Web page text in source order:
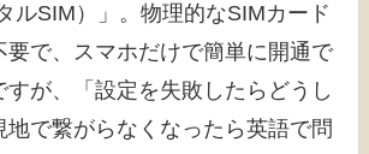
ルSIM）」。物理的なSIMカード
要で、スマホだけで簡単に開通で
すが、「設定を失敗したらどうし
地で繋がらなくなったら英語で問